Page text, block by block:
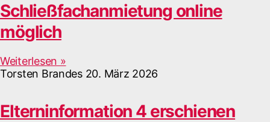
Schließfachanmietung online
möglich
Weiterlesen »
Torsten Brandes 20. März 2026
Elterninformation 4 erschienen